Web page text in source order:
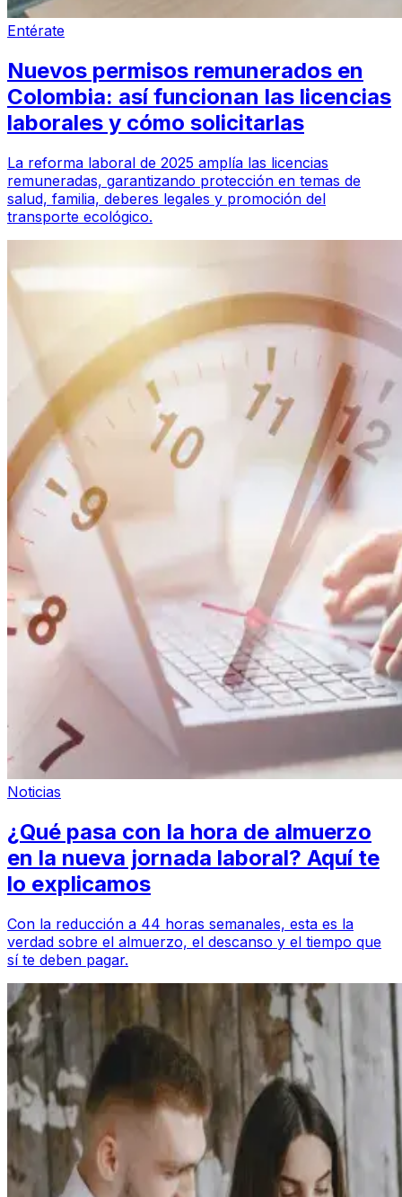
Entérate
Nuevos permisos remunerados en
Colombia: así funcionan las licencias
laborales y cómo solicitarlas
La reforma laboral de 2025 amplía las licencias
remuneradas, garantizando protección en temas de
salud, familia, deberes legales y promoción del
transporte ecológico.
Noticias
¿Qué pasa con la hora de almuerzo
en la nueva jornada laboral? Aquí te
lo explicamos
Con la reducción a 44 horas semanales, esta es la
verdad sobre el almuerzo, el descanso y el tiempo que
sí te deben pagar.